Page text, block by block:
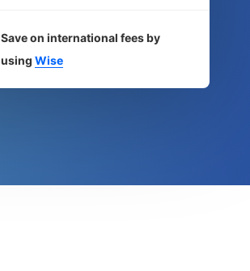
Save on international fees by
using Wise